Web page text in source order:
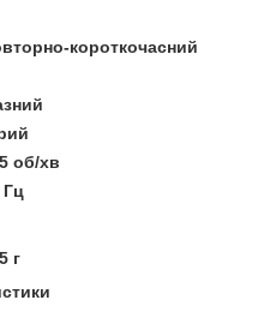
короткочасний
об/хв
Гц
г